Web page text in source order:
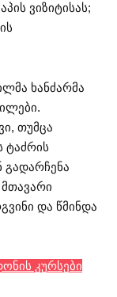
ვიზიტისას;
ხანძარმა
თუმცა
ტაძრის
გადარჩენა
და წმინდა
კურსები